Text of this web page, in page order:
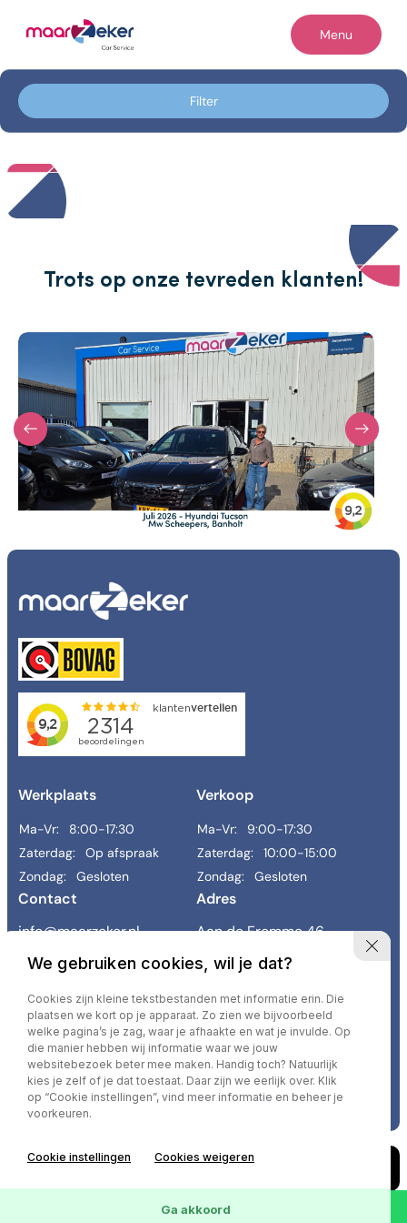
Menu
Home
Reiniging & herstel
Vacatures
Over ons
Verkocht
Filter
Filters
Filter op
Merk
Brandstof
Transmissie
Transmissie
Kleur
Carrosserie
Prijs (€)
-
Kilometerstand
-
Sorteren op
Trots op onze tevreden klanten!
Werkplaats
Ma-Vr:
8:00-17:30
Zaterdag:
Op afspraak
Zondag:
Gesloten
Verkoop
Ma-Vr:
9:00-17:30
Zaterdag:
10:00-15:00
Zondag:
Gesloten
Contact
info@maarzeker.nl
043 458 9800
Adres
Aan de Fremme 46
6269 BE Margraten
Links
OccasionsDiensten WerkplaatsReiniging & herstelContact
VacaturesOver onsVerkocht
Privacy policy
We gebruiken cookies, wil je dat?
Cookies zijn kleine tekstbestanden met informatie erin. Die
plaatsen we kort op je apparaat. Zo zien we bijvoorbeeld
welke pagina’s je zag, waar je afhaakte en wat je invulde. Op
die manier hebben wij informatie waar we jouw
websitebezoek beter mee maken. Handig toch? Natuurlijk
kies je zelf of je dat toestaat. Daar zijn we eerlijk over. Klik
op “Cookie instellingen”, vind meer informatie en beheer je
voorkeuren.
Cookie instellingen Cookies weigeren
Ga akkoord